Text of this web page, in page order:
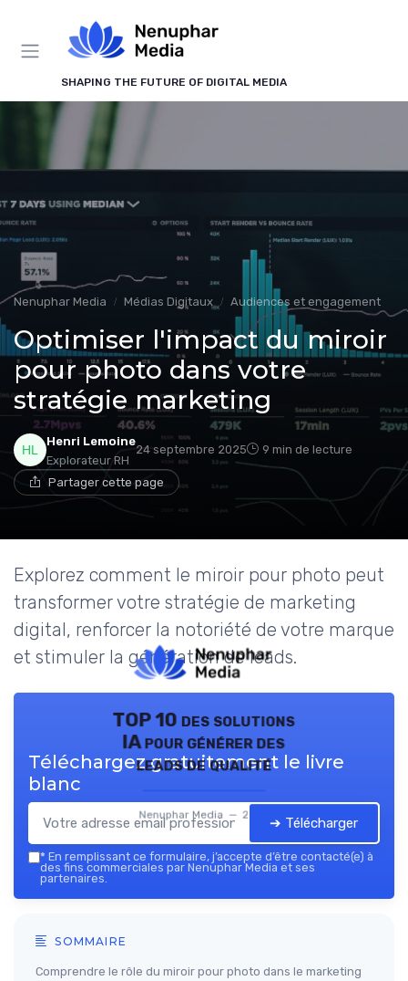
SHAPING THE FUTURE OF DIGITAL MEDIA
Nenuphar Media Médias Digitaux Audiences et engagement
Optimiser l'impact du miroir
pour photo dans votre
stratégie marketing
Henri Lemoine
Explorateur RH
24 septembre 2025 9 min de lecture
Partager cette page
Explorez comment le miroir pour photo peut
transformer votre stratégie de marketing
digital, renforcer la notoriété de votre marque
et stimuler la génération de leads.
TOP 10 des solutions
IA pour générer des
leads de qualité
Nenuphar Media — 2026
Téléchargez gratuitement le livre
blanc
➔ Télécharger
* En remplissant ce formulaire, j’accepte d’être contacté(e) à
des fins commerciales par Nenuphar Media et ses
partenaires.
SOMMAIRE
Comprendre le rôle du miroir pour photo dans le marketing